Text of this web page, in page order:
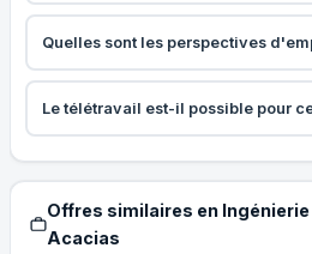
Quelles sont les perspectives
Le télétravail est-il possible pour
Offres similaires en
Acacias